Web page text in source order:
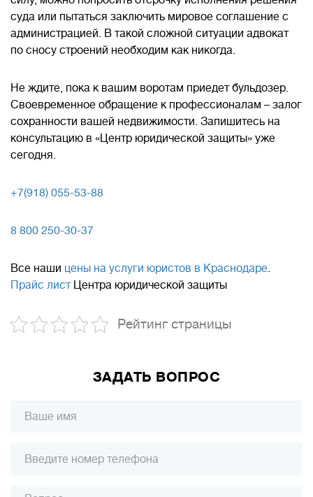
суда или пытаться заключить мировое соглашение с
администрацией. В такой сложной ситуации адвокат
по сносу строений необходим как никогда.
Не ждите, пока к вашим воротам приедет бульдозер.
Своевременное обращение к профессионалам – залог
сохранности вашей недвижимости. Запишитесь на
консультацию в «Центр юридической защиты» уже
сегодня.
+7(918) 055-53-88
8 800 250-30-37
Все наши цены на услуги юристов в Краснодаре.
Прайс листЦентра юридической защиты
Рейтинг страницы
ЗАДАТЬ ВОПРОС